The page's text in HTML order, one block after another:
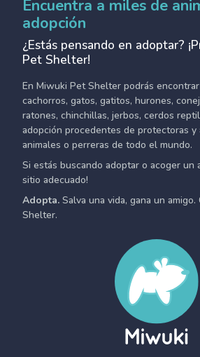
Encuentra a miles de
adopción
¿Estás pensando en adoptar?
Pet Shelter!
En Miwuki Pet Shelter podrás
cachorros, gatos, gatitos, hurones,
ratones, chinchillas, jerbos, cerdos
adopción procedentes de protectoras y
animales o perreras de todo el mundo.
Si estás buscando adoptar o acoger un
sitio adecuado!
Adopta. Salva una vida, gana un
Shelter.